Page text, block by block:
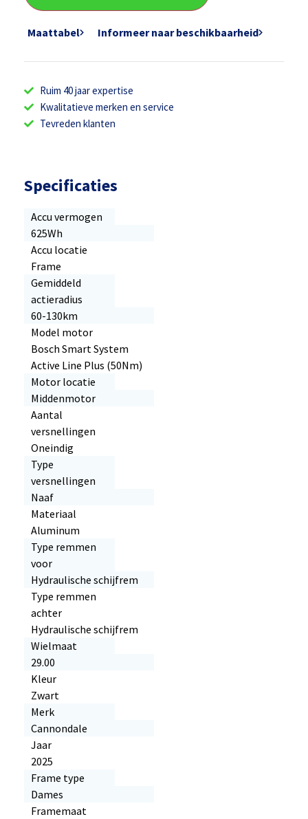
Maattabel Informeer naar beschikbaarheid
Ruim 40 jaar expertise
Kwalitatieve merken en service
Tevreden klanten
Specificaties
Accu vermogen
625Wh
Accu locatie
Frame
Gemiddeld
actieradius
60-130km
Model motor
Bosch Smart System
Active Line Plus (50Nm)
Motor locatie
Middenmotor
Aantal
versnellingen
Oneindig
Type
versnellingen
Naaf
Materiaal
Aluminum
Type remmen
voor
Hydraulische schijfrem
Type remmen
achter
Hydraulische schijfrem
Wielmaat
29.00
Kleur
Zwart
Merk
Cannondale
Jaar
2025
Frame type
Dames
Framemaat